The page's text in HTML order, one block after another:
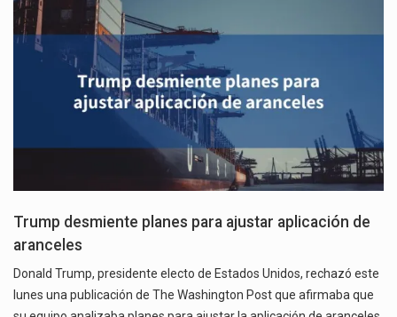
Trump desmiente planes para ajustar aplicación de
aranceles
Donald Trump, presidente electo de Estados Unidos, rechazó este
lunes una publicación de The Washington Post que afirmaba que